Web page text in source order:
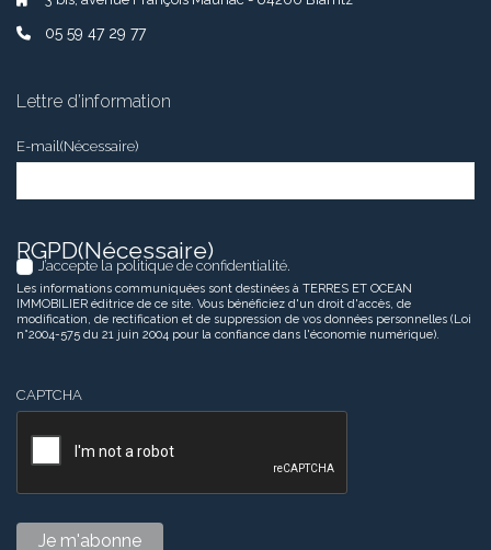
05 59 47 29 77
Lettre d’information
E-mail(Nécessaire)
RGPD(Nécessaire)
J’accepte la politique de confidentialité.
Les informations communiquées sont destinées à TERRES ET OCEAN
IMMOBILIER éditrice de ce site. Vous bénéficiez d'un droit d'accès, de
modification, de rectification et de suppression de vos données personnelles (Loi
n°2004-575 du 21 juin 2004 pour la confiance dans l'économie numérique).
CAPTCHA